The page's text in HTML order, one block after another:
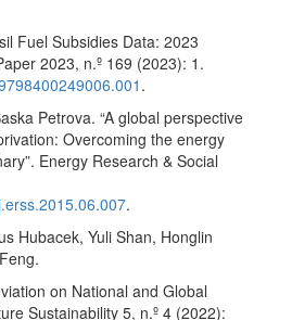
Fuel Subsidies Data: 2023
2023, n.º 169 (2023): 1.
.
Petrova. “A global perspective
Overcoming the energy
Energy Research & Social
.
Hubacek, Yuli Shan, Honglin
on National and Global
Sustainability 5, n.º 4 (2022):